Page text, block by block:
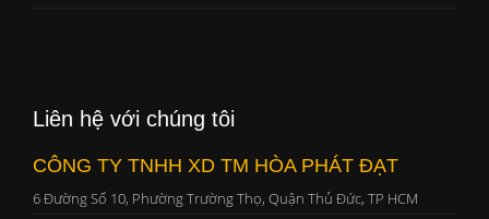
Liên hệ với chúng tôi
CÔNG TY TNHH XD TM HÒA PHÁT ĐẠT
6 Đường Số 10, Phường Trường Thọ, Quận Thủ Đức, TP HCM